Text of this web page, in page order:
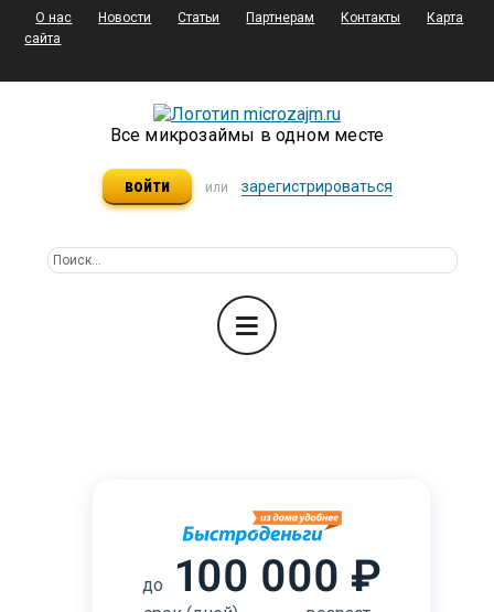
О нас Новости Статьи Партнерам Контакты
Карта
сайта
Все микрозаймы в одном месте
войти или зарегистрироваться
до 100 000 ₽